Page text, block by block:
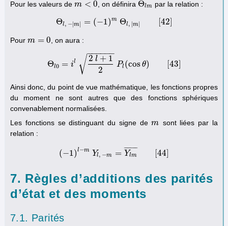
Pour les valeurs de m < 0
m< 0 , on définira Θlm
Θlm par la relation :
Θl, −| m| = (−1)m Θl, |m [42]
Θl, −|m =(−1)m Θ |m
Pour m = 0
m= 0 , on aura :
Θl0 = il 2 l + 1
2
− −
−−−−
√ Pl (cos θ) 43
Θ l0=il 2 l+12 Pl(cosθ)[43
Ainsi donc, du point de vue mathématique, les fonctions propres
du moment ne sont autres que des fonctions sphériques
convenablement normalisées.
Les fonctions se distinguant du signe dem
m
sont liées par la
relation :
(−1)l−m Yl, −m = Ylm
¯ ¯
¯¯¯¯¯¯ [44]
(− 1)l−m Yl, − m=Ylm
7. Règles d’additions des parités
d’état et des moments
7.1. Parités